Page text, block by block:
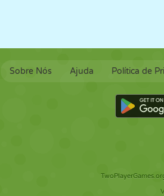
Sobre Nós Ajuda Política de